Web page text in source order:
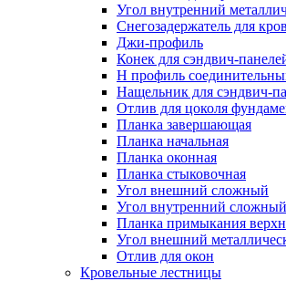
Угол внутренний
Снегозадержатель для
Джи-профиль
Конек для сэндвич-
Н профиль
Нащельник для сэндвич-
Отлив для цоколя
Планка завершающая
Планка начальная
Планка оконная
Планка стыковочная
Угол внешний сложный
Угол внутренний сложный
Планка примыкания
Угол внешний
Отлив для окон
Кровельные лестницы